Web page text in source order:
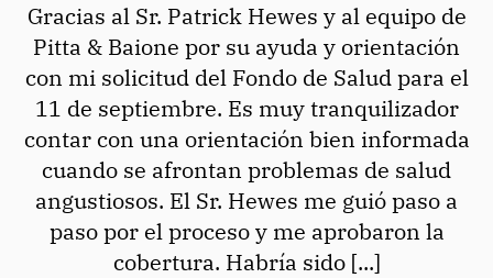
Gracias al Sr. Patrick Hewes y al equipo de
Pitta & Baione por su ayuda y orientación
con mi solicitud del Fondo de Salud para el
11 de septiembre. Es muy tranquilizador
contar con una orientación bien informada
cuando se afrontan problemas de salud
angustiosos. El Sr. Hewes me guió paso a
paso por el proceso y me aprobaron la
cobertura. Habría sido [...]